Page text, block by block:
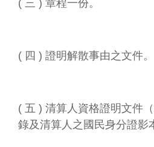
( 三 ) 章程一份。
( 四 ) 證明解散事由之文件。
( 五 ) 清算人資格證明文件
錄及清算人之國民身分證影